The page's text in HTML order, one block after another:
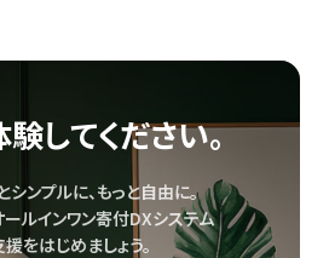
してください。
シンプルに、もっと自由に。
ルインワン寄付DXシステム
をはじめましょう。